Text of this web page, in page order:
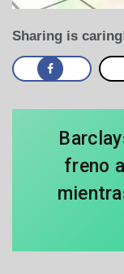
Sharing is
freno